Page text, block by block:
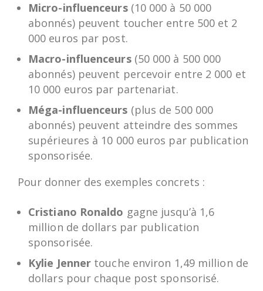
Micro-influenceurs(10 000 à 50 000
abonnés) peuvent toucher entre 500 et 2
000 euros par post.
Macro-influenceurs(50 000 à 500 000
abonnés) peuvent percevoir entre 2 000 et
10 000 euros par partenariat.
Méga-influenceurs (plus de 500 000
abonnés) peuvent atteindre des sommes
supérieures à 10 000 euros par publication
sponsorisée.
Pour donner des exemples concrets :
Cristiano Ronaldo gagne jusqu’à 1,6
million de dollars par publication
sponsorisée.
Kylie Jenner touche environ 1,49 million de
dollars pour chaque post sponsorisé.